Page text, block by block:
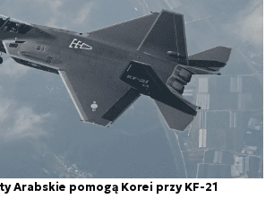
Arabskie pomogą Korei przy KF-21